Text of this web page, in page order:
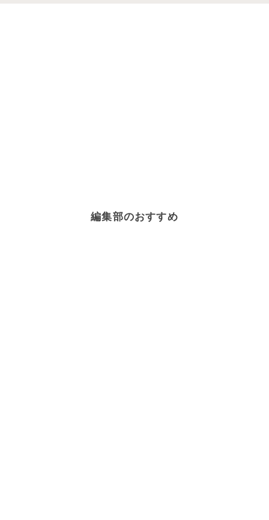
編集部のおすすめ